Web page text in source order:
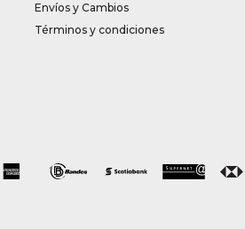
Envíos y Cambios
Términos y condiciones